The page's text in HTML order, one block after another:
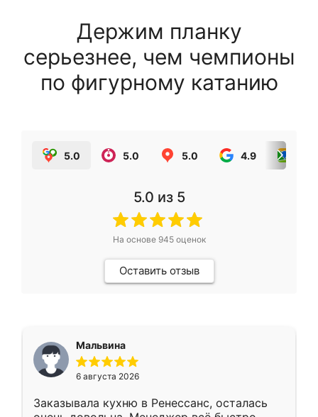
Держим планку
серьезнее, чем чемпионы
по фигурному катанию
5.0 5.0 5.0 4.9
5.0 из 5
На основе 945оценок
Оставить отзыв
Мальвина
6 августа 2026
Заказывала кухню в Ренессанс, осталась